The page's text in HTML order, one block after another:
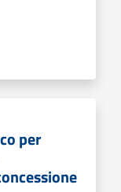
per